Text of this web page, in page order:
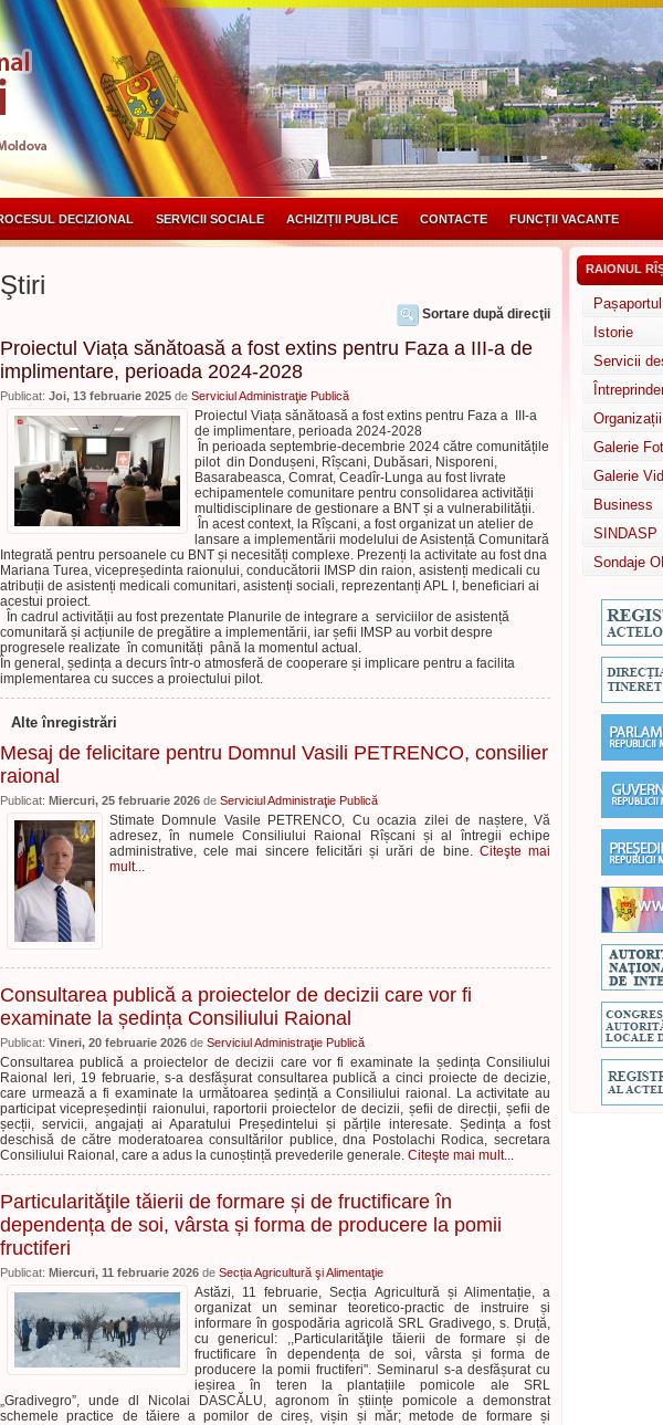
DECIZIONAL SERVICII SOCIALE ACHIZIȚII PUBLICE CONTACTE FUNCȚII VACANTE
Ştiri
Sortare după direcţii
Proiectul Viața sănătoasă a fost extins pentru Faza a III-a de
implimentare, perioada 2024-2028
Publicat: Joi, 13 februarie 2025 de Serviciul Administraţie Publică
Proiectul Viața sănătoasă a fost extins pentru Faza a III-a
de implimentare, perioada 2024-2028
În perioada septembrie-decembrie 2024 către comunitățile
pilot din Dondușeni, Rîșcani, Dubăsari, Nisporeni,
Basarabeasca, Comrat, Ceadîr-Lunga au fost livrate
echipamentele comunitare pentru consolidarea activității
multidisciplinare de gestionare a BNT și a vulnerabilității.
În acest context, la Rîșcani, a fost organizat un atelier de
lansare a implementării modelului de Asistență Comunitară
Integrată pentru persoanele cu BNT și necesități complexe. Prezenți la activitate au fost dna
Mariana Turea, vicepreședinta raionului, conducătorii IMSP din raion, asistenți medicali cu
atribuții de asistenți medicali comunitari, asistenți sociali, reprezentanți APL I, beneficiari ai
acestui proiect.
În cadrul activității au fost prezentate Planurile de integrare a serviciilor de asistență
comunitară și acțiunile de pregătire a implementării, iar șefii IMSP au vorbit despre
progresele realizate în comunități până la momentul actual.
În general, ședința a decurs într-o atmosferă de cooperare și implicare pentru a facilita
implementarea cu succes a proiectului pilot.
Alte înregistrări
Mesaj de felicitare pentru Domnul Vasili PETRENCO, consilier
raional
Publicat: Miercuri, 25 februarie 2026 de Serviciul Administraţie Publică
Stimate Domnule Vasile PETRENCO, Cu ocazia zilei de naștere, Vă
adresez, în numele Consiliului Raional Rîșcani și al întregii echipe
administrative, cele mai sincere felicitări și urări de bine. Citeşte mai
mult...
Consultarea publică a proiectelor de decizii care vor fi
examinate la ședința Consiliului Raional
Publicat: Vineri, 20 februarie 2026 de Serviciul Administraţie Publică
Consultarea publică a proiectelor de decizii care vor fi examinate la ședința Consiliului
Raional Ieri, 19 februarie, s-a desfășurat consultarea publică a cinci proiecte de decizie,
care urmează a fi examinate la următoarea ședință a Consiliului raional. La activitate au
participat vicepreședinții raionului, raportorii proiectelor de decizii, șefii de direcții, șefii de
șecții, servicii, angajați ai Aparatului Președintelui și părțile interesate. Ședința a fost
deschisă de către moderatoarea consultărilor publice, dna Postolachi Rodica, secretara
Consiliului Raional, care a adus la cunoștință prevederile generale. Citeşte mai mult...
Particularităţile tăierii de formare și de fructificare în
dependența de soi, vârsta și forma de producere la pomii
fructiferi
Publicat: Miercuri, 11 februarie 2026 de Secția Agricultură şi Alimentaţie
Astăzi, 11 februarie, Secția Agricultură și Alimentație, a
organizat un seminar teoretico-practic de instruire și
informare în gospodăria agricolă SRL Gradivego, s. Druță,
cu genericul: ,,Particularităţile tăierii de formare și de
fructificare în dependența de soi, vârsta și forma de
producere la pomii fructiferi". Seminarul s-a desfășurat cu
ieșirea în teren la plantațiile pomicole ale SRL
„Gradivegro”, unde dl Nicolai DASCĂLU, agronom în științe pomicole a demonstrat
schemele practice de tăiere a pomilor de cireș, vișin și măr; metode de formare și
RAIONUL
Istorie
Servicii
Galerie
Galerie
Business
SINDASP
Sondaje